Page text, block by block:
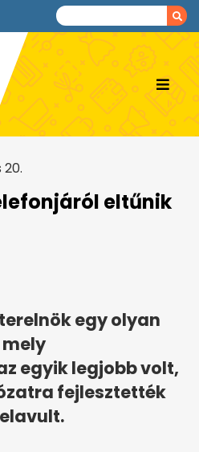
20.
eltűnik
egy olyan
egyik legjobb volt,
fejlesztették